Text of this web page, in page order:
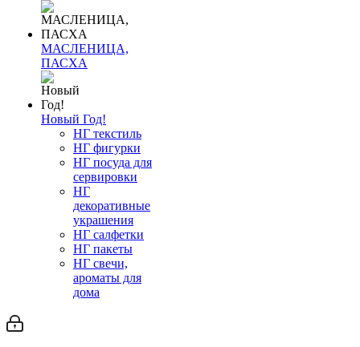
МАСЛЕНИЦА,
ПАСХА
Новый Год!
НГ текстиль
НГ фигурки
НГ посуда для
сервировки
НГ
декоративные
украшения
НГ салфетки
НГ пакеты
НГ свечи,
ароматы для
дома